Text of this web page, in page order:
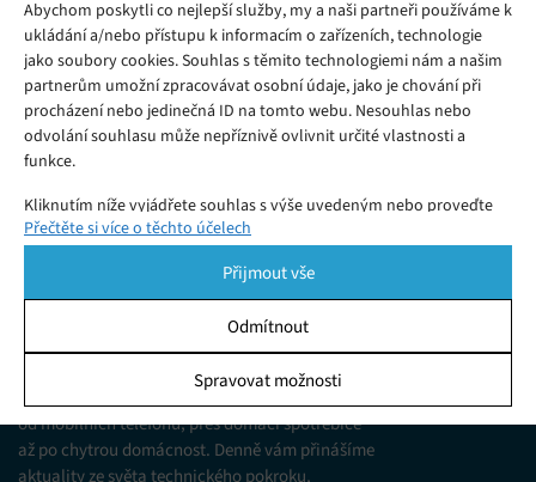
Abychom poskytli co nejlepší služby, my a naši partneři používáme k
ukládání a/nebo přístupu k informacím o zařízeních, technologie
jako soubory cookies. Souhlas s těmito technologiemi nám a našim
partnerům umožní zpracovávat osobní údaje, jako je chování při
procházení nebo jedinečná ID na tomto webu. Nesouhlas nebo
odvolání souhlasu může nepříznivě ovlivnit určité vlastnosti a
funkce.
Kliknutím níže vyjádřete souhlas s výše uvedeným nebo proveďte
podrobnější rozhodnutí. Vaše volby budou použity pouze na tomto
pomocí přepínačů v Zásadách cookies nebo kliknutím na tlačítko
Spravovat souhlas ve spodní části obrazovky.
Ukládání a/nebo přístup k informacím v zařízení, Porozumění
publiku prostřednictvím statistik nebo kombinací údajů z
různých zdrojů.
Přečtěte si více o těchto účelech
Přijmout vše
Odmítnout
Spravovat možnosti
optickým zoomem na světě
Čtvrtek 12. 05. 2022 Samuel
Zajímá vás při pořizování nového telefonu zejména
fotoaparát? Pokud ano, pak vás jistě zaujme nadcházející
vlajková loď společnosti Sony – Xperia 1 IV.
Jsme web zajímající se o technologické novinky
od mobilních telefonů, přes domácí spotřebiče
až po chytrou domácnost. Denně vám přinášíme
aktuality ze světa technického pokroku,